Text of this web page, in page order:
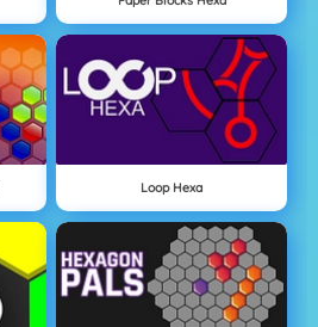
Loop Hexa